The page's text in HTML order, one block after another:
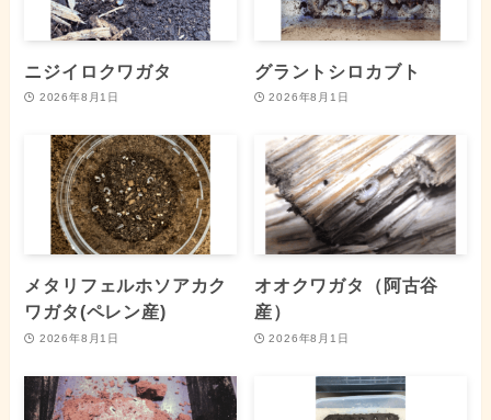
ニジイロクワガタ
2026年8月1日
グラントシロカブト
2026年8月1日
メタリフェルホソアカク
ワガタ(ペレン産)
2026年8月1日
オオクワガタ（阿古谷
産）
2026年8月1日